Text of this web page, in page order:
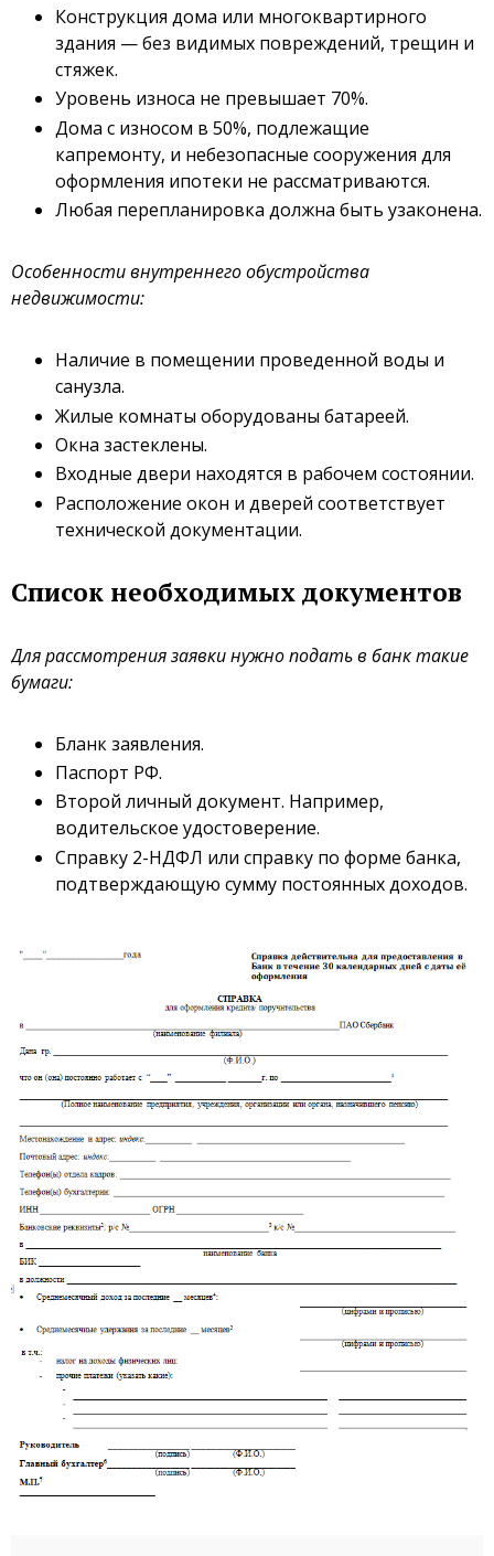
Конструкция дома или многоквартирного
здания — без видимых повреждений, трещин и
стяжек.
Уровень износа не превышает 70%.
Дома с износом в 50%, подлежащие
капремонту, и небезопасные сооружения для
оформления ипотеки не рассматриваются.
Любая перепланировка должна быть узаконена.
Особенности внутреннего обустройства
недвижимости:
Наличие в помещении проведенной воды и
санузла.
Жилые комнаты оборудованы батареей.
Окна застеклены.
Входные двери находятся в рабочем состоянии.
Расположение окон и дверей соответствует
технической документации.
Список необходимых документов
Для рассмотрения заявки нужно подать в банк такие
бумаги:
Бланк заявления.
Паспорт РФ.
Второй личный документ. Например,
водительское удостоверение.
Справку 2-НДФЛ или справку по форме банка,
подтверждающую сумму постоянных доходов.